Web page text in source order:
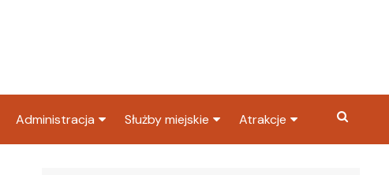
Administracja Służby miejskie Atrakcje